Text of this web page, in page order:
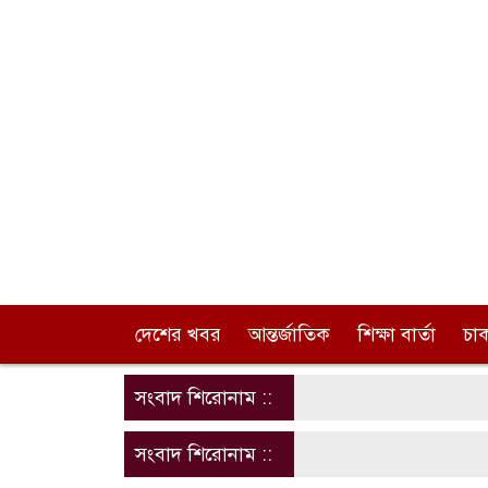
দেশের খবর আন্তর্জাতিক শিক্ষা বার্তা
সংবাদ শিরোনাম ::
সংবাদ শিরোনাম ::